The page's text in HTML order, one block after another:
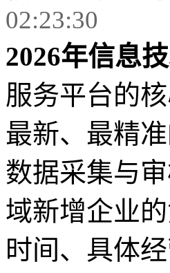
02:23:30
2026年信息
服务平台的
最新、最精
数据采集与
域新增企业
时间、具体